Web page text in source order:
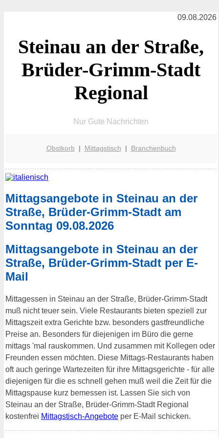
09.08.2026
Steinau an der Straße,
Brüder-Grimm-Stadt
Regional
Nur Gute Nachrichten
Obstkorb | Mittagstisch | Branchenbuch
Mittagsangebote in Steinau an der
Straße, Brüder-Grimm-Stadt am
Sonntag 09.08.2026
Mittagsangebote in Steinau an der
Straße, Brüder-Grimm-Stadt per E-
Mail
Mittagessen in Steinau an der Straße, Brüder-Grimm-Stadt
muß nicht teuer sein. Viele Restaurants bieten speziell zur
Mittagszeit extra Gerichte bzw. besonders gastfreundliche
Preise an. Besonders für diejenigen im Büro die gerne
mittags 'mal rauskommen. Und zusammen mit Kollegen oder
Freunden essen möchten. Diese Mittags-Restaurants haben
oft auch geringe Wartezeiten für ihre Mittagsgerichte - für alle
diejenigen für die es schnell gehen muß weil die Zeit für die
Mittagspause kurz bemessen ist. Lassen Sie sich von
Steinau an der Straße, Brüder-Grimm-Stadt Regional
kostenfrei Mittagstisch-Angebote per E-Mail schicken.